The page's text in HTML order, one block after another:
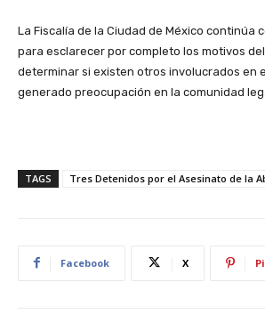
La Fiscalía de la Ciudad de México continúa
para esclarecer por completo los motivos
determinar si existen otros involucrados en
generado preocupación en la comunidad
TAGS Tres Detenidos por el Asesinato de la
Facebook X